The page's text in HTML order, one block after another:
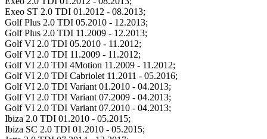
Exeo ST 2.0 TDI 01.2012 - 08.2013;
Golf Plus 2.0 TDI 05.2010 - 12.2013;
Golf Plus 2.0 TDI 11.2009 - 12.2013;
Golf VI 2.0 TDI 05.2010 - 11.2012;
Golf VI 2.0 TDI 11.2009 - 11.2012;
Golf VI 2.0 TDI 4Motion 11.2009 - 11.2012;
Golf VI 2.0 TDI Cabriolet 11.2011 - 05.2016;
Golf VI 2.0 TDI Variant 01.2010 - 04.2013;
Golf VI 2.0 TDI Variant 07.2009 - 04.2013;
Golf VI 2.0 TDI Variant 07.2010 - 04.2013;
Ibiza 2.0 TDI 01.2010 - 05.2015;
Ibiza SC 2.0 TDI 01.2010 - 05.2015;